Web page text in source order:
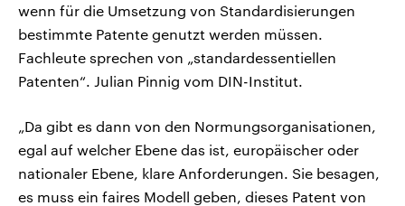
wenn für die Umsetzung von Standardisierungen
bestimmte Patente genutzt werden müssen.
Fachleute sprechen von „standardessentiellen
Patenten“. Julian Pinnig vom DIN-Institut.
„Da gibt es dann von den Normungsorganisationen,
egal auf welcher Ebene das ist, europäischer oder
nationaler Ebene, klare Anforderungen. Sie besagen,
es muss ein faires Modell geben, dieses Patent von